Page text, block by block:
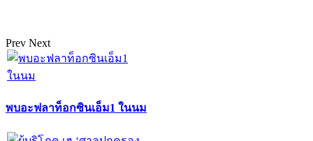
Prev Next
พบอะฟลาท็อกซินเอ็ม1 ในนม